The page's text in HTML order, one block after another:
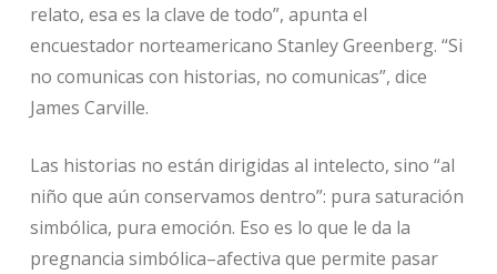
relato, esa es la clave de todo”, apunta el
encuestador norteamericano Stanley Greenberg. “Si
no comunicas con historias, no comunicas”, dice
James Carville.
Las historias no están dirigidas al intelecto, sino “al
niño que aún conservamos dentro”: pura saturación
simbólica, pura emoción. Eso es lo que le da la
pregnancia simbólica–afectiva que permite pasar